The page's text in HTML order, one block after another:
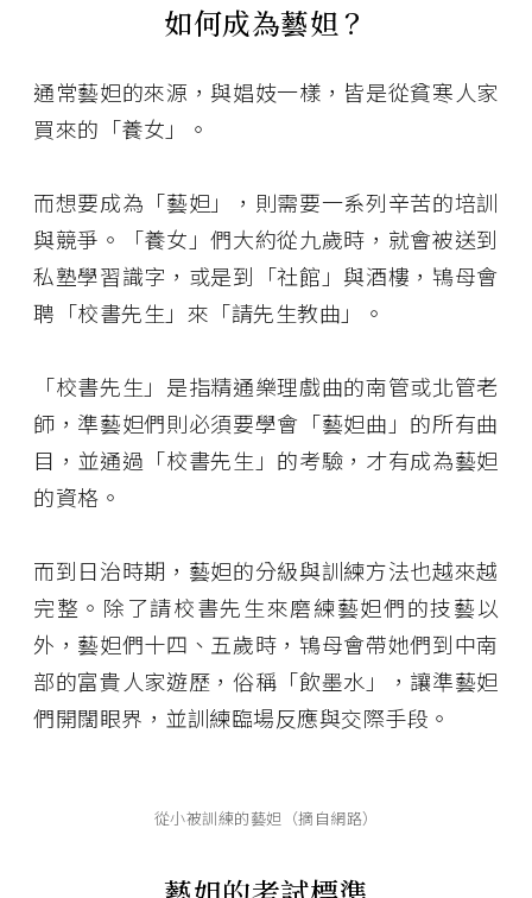
如何成為藝妲？
通常藝妲的來源，與娼妓一樣，皆是從貧寒人家
買來的「養女」。
而想要成為「藝妲」，則需要一系列辛苦的培訓
與競爭。「養女」們大約從九歲時，就會被送到
私塾學習識字，或是到「社館」與酒樓，鴇母會
聘「校書先生」來「請先生教曲」。
「校書先生」是指精通樂理戲曲的南管或北管老
師，準藝妲們則必須要學會「藝妲曲」的所有曲
目，並通過「校書先生」的考驗，才有成為藝妲
的資格。
而到日治時期，藝妲的分級與訓練方法也越來越
完整。除了請校書先生來磨練藝妲們的技藝以
外，藝妲們十四、五歲時，鴇母會帶她們到中南
部的富貴人家遊歷，俗稱「飲墨水」，讓準藝妲
們開闊眼界，並訓練臨場反應與交際手段。
從小被訓練的藝妲（摘自網路）